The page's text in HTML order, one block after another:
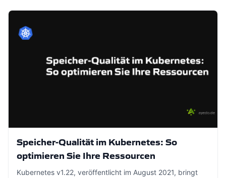
Speicher-Qualität im Kubernetes: So
optimieren Sie Ihre Ressourcen
Kubernetes v1.22, veröffentlicht im August 2021, bringt